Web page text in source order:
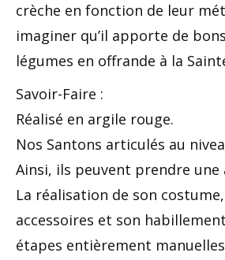
crèche en fonction de leur
imaginer qu’il apporte de
légumes en offrande à la
Savoir-Faire :
Réalisé en argile rouge.
Nos Santons articulés au
Ainsi, ils peuvent prendre
La réalisation de son
accessoires et son
étapes entièrement